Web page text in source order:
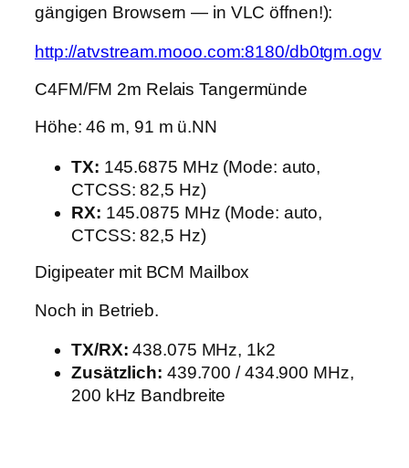
gängigen Browsern — in VLC öffnen!):
http://atvstream.mooo.com:8180/db0tgm.ogv
C4FM/FM 2m Relais Tangermünde
Höhe: 46 m, 91 m ü.NN
TX: 145.6875 MHz (Mode: auto,
CTCSS: 82,5 Hz)
RX: 145.0875 MHz (Mode: auto,
CTCSS: 82,5 Hz)
Digipeater mit BCM Mailbox
Noch in Betrieb.
TX/RX: 438.075 MHz, 1k2
Zusätzlich: 439.700 / 434.900 MHz,
200 kHz Bandbreite